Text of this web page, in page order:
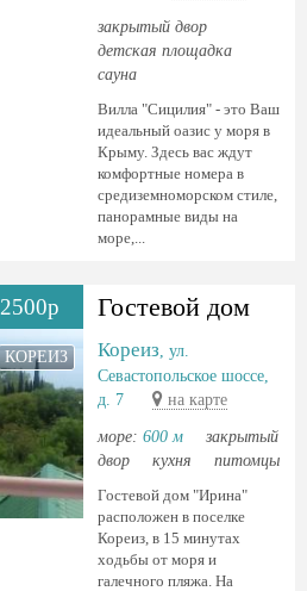
закрытый двор
детская площадка
сауна
Вилла "Сицилия" - это Ваш
идеальный оазис у моря в
Крыму. Здесь вас ждут
комфортные номера в
средиземноморском стиле,
панорамные виды на
море,...
2500р
КОРЕИЗ
Гостевой дом
Кореиз, ул.
Севастопольское шоссе,
д. 7
на карте
море: 600 м
закрытый
двор
кухня
питомцы
Гостевой дом "Ирина"
расположен в поселке
Кореиз, в 15 минутах
ходьбы от моря и
галечного пляжа. На